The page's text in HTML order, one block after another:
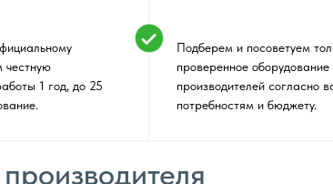
Подберем и посоветуем
проверенное оборудование
производителей согласно
потребностям и бюджету.
честную
1 год, до 25